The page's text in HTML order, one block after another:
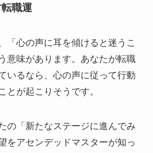
転職運
「心の声に耳を傾けると迷うこ
意味があります。あなたが転職
いるなら、心の声に従って行動
とが起こりそうです。
の「新たなステージに進んでみ
をアセンデッドマスターが知っ